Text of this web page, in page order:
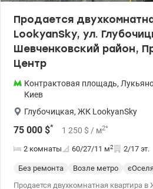
Продается
LookyanSky, ул.
Шевченковский район,
Центр
Контрактовая площадь,
Киев
Глубочицкая, ЖК LookyanSky
75 000 $* 1 250 $ / м2*
2 комнаты 60/27/11 м2 2/17 эт.
Без ремонта Возле метро
Продается двухкомнатная квартира в